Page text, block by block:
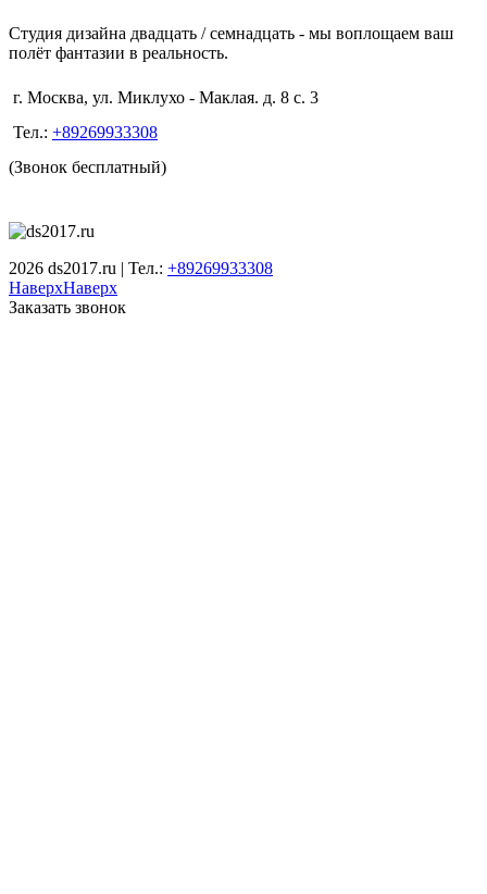
Студия дизайна двадцать / семнадцать - мы воплощаем ваш
полёт фантазии в реальность.
г. Москва, ул. Миклухо - Маклая. д. 8 с. 3
Тел.: +89269933308
(Звонок бесплатный)
2026 ds2017.ru | Тел.: +89269933308
НаверхНаверх
Заказать звонок